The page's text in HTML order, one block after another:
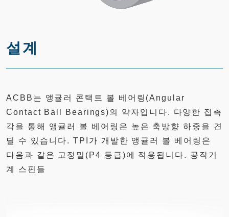
설계
ACBB는 앵귤러 콘택트 볼 베어링(Angular
Contact Ball Bearings)의 약자입니다. 다양한 접촉
각을 통해 앵귤러 볼 베어링은 높은 축방향 하중을 견
딜 수 있습니다. TPI가 개발한 앵귤러 볼 베어링은
다음과 같은 고정밀(P4 등급)에 적용됩니다. 공작기
계 스핀들